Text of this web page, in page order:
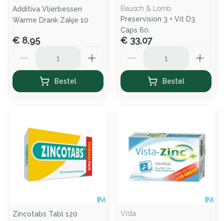
Additiva Vlierbessen
Warme Drank Zakje 10
€ 8,95
Bestel
Bausch & Lomb
Preservision 3 + Vit D3
Caps 60
€ 33,07
Bestel
Zincotabs Tabl 120
Vista